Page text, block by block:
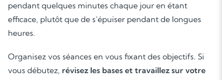
pendant quelques minutes chaque jour en étant
efficace, plutôt que de s’épuiser pendant de longues
heures.
Organisez vos séances en vous fixant des objectifs. Si
vous débutez, révisez les bases et travaillez sur votre